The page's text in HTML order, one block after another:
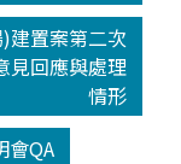
建置案第二次
見回應與處理
情形
會QA